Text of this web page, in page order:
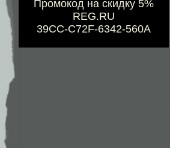
Промокод на скидку 5%
REG.RU
39CC-C72F-6342-560A